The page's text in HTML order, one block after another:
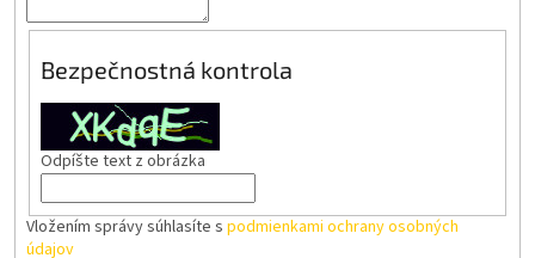
Bezpečnostná kontrola
Odpíšte text z obrázka
Vložením správy súhlasíte s podmienkami ochrany osobných
údajov